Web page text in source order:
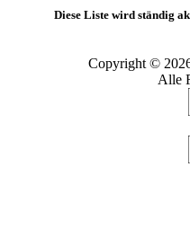
Diese Liste wird ständig
Copyright ©
Alle